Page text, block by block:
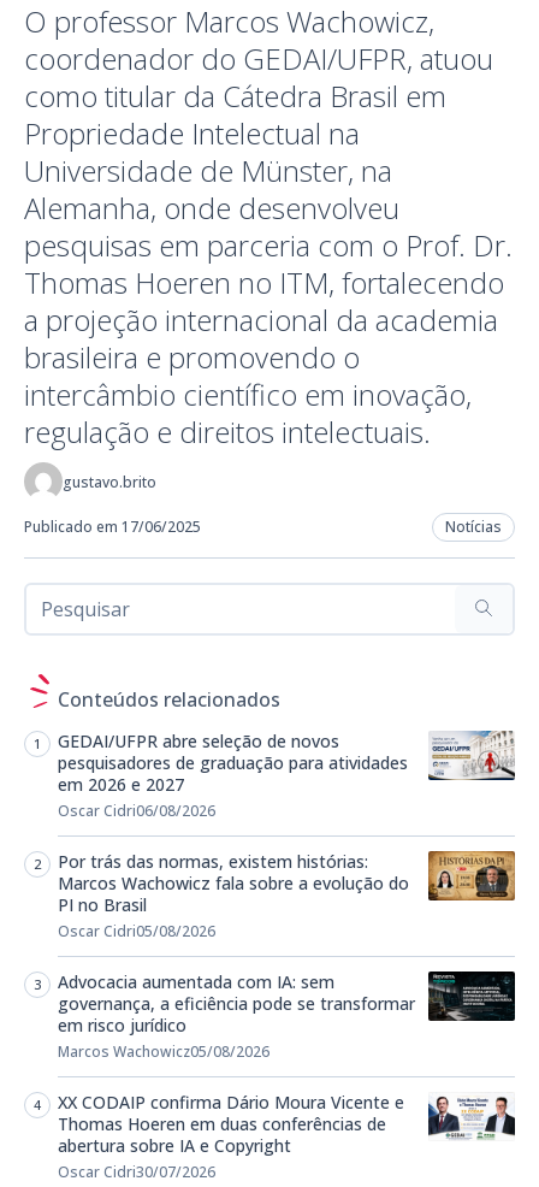
O professor Marcos Wachowicz,
coordenador do GEDAI/UFPR, atuou
como titular da Cátedra Brasil em
Propriedade Intelectual na
Universidade de Münster, na
Alemanha, onde desenvolveu
pesquisas em parceria com o Prof. Dr.
Thomas Hoeren no ITM, fortalecendo
a projeção internacional da academia
brasileira e promovendo o
intercâmbio científico em inovação,
regulação e direitos intelectuais.
gustavo.brito
Publicado em 17/06/2025 Notícias
Conteúdos relacionados
GEDAI/UFPR abre seleção de novos
pesquisadores de graduação para atividades
em 2026 e 2027
Oscar Cidri06/08/2026
Por trás das normas, existem histórias:
Marcos Wachowicz fala sobre a evolução do
PI no Brasil
Oscar Cidri05/08/2026
Advocacia aumentada com IA: sem
governança, a eficiência pode se transformar
em risco jurídico
Marcos Wachowicz05/08/2026
XX CODAIP confirma Dário Moura Vicente e
Thomas Hoeren em duas conferências de
abertura sobre IA e Copyright
Oscar Cidri30/07/2026